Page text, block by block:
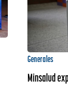
Generales
Minsalud